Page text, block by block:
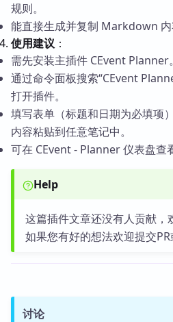
规则。
能直接生成并复制 Markdown 内
使用建议 ：
需先安装主插件 CEvent Planner。
通过命令面板搜索“CEvent
打开插件。
填写表单（标题和日期为必填项
内容粘贴到任意笔记中。
可在 CEvent - Planner 仪表盘查
Help
这篇插件文章还没有人贡献，
如果您有好的想法欢迎提交PR
讨论